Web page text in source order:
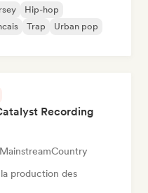
Hip-hop
Trap
Urban pop
Recording
Country
production des